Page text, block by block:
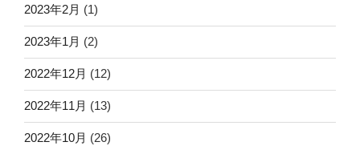
2023年2月 (1)
2023年1月 (2)
2022年12月 (12)
2022年11月 (13)
2022年10月 (26)